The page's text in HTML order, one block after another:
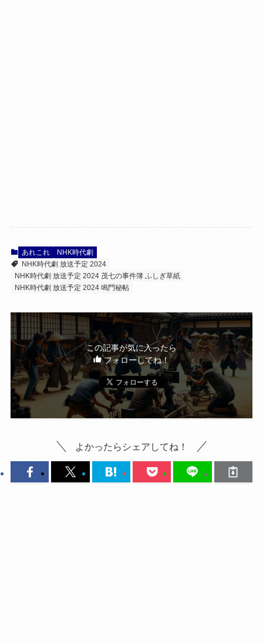
あれこれ
NHK時代劇
NHK時代劇 放送予定 2024
NHK時代劇 放送予定 2024 茂七の事件簿 ふしぎ草紙
NHK時代劇 放送予定 2024 鳴門秘帖
この記事が気に入ったら
フォローしてね！
よかったらシェアしてね！